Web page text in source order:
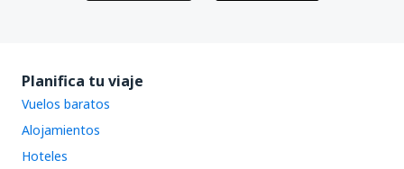
Planifica tu viaje
Vuelos baratos
Alojamientos
Hoteles